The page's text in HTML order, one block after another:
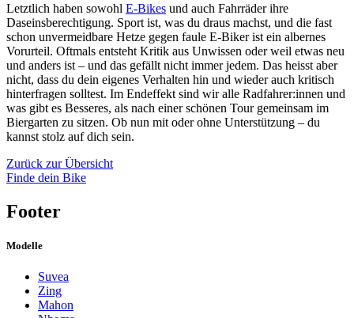
Letztlich haben sowohl E-Bikes und auch Fahrräder ihre
Daseinsberechtigung. Sport ist, was du draus machst, und die fast
schon unvermeidbare Hetze gegen faule E-Biker ist ein albernes
Vorurteil. Oftmals entsteht Kritik aus Unwissen oder weil etwas neu
und anders ist – und das gefällt nicht immer jedem. Das heisst aber
nicht, dass du dein eigenes Verhalten hin und wieder auch kritisch
hinterfragen solltest. Im Endeffekt sind wir alle Radfahrer:innen und
was gibt es Besseres, als nach einer schönen Tour gemeinsam im
Biergarten zu sitzen. Ob nun mit oder ohne Unterstützung – du
kannst stolz auf dich sein.
Zurück zur Übersicht
Finde dein Bike
Footer
Modelle
Suvea
Zing
Mahon